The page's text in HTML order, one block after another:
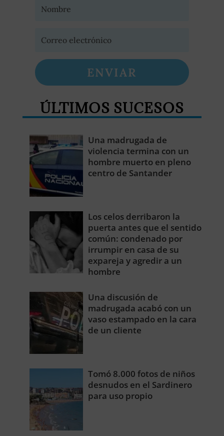
ENVIAR
ÚLTIMOS SUCESOS
Una madrugada de
violencia termina con un
hombre muerto en pleno
centro de Santander
Los celos derribaron la
puerta antes que el sentido
común: condenado por
irrumpir en casa de su
expareja y agredir a un
hombre
Una discusión de
madrugada acabó con un
vaso estampado en la cara
de un cliente
Tomó 8.000 fotos de niños
desnudos en el Sardinero
para uso propio